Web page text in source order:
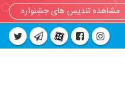
مشاهده تندیس های جشنواره